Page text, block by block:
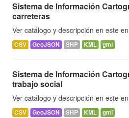
Sistema de Información
carreteras
Ver catálogo y descripción en este
CSV GeoJSON SHP KML gml
Sistema de Información
trabajo social
Ver catálogo y descripción en este
CSV GeoJSON SHP KML gml